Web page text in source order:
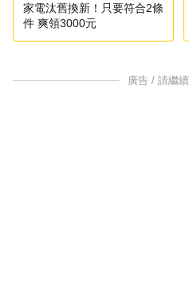
家電汰舊換新！只要符合2條
件 爽領3000元
廣告 / 請繼